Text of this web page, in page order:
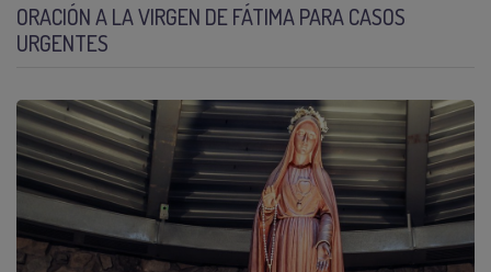
ORACIÓN A LA VIRGEN DE FÁTIMA PARA CASOS
URGENTES